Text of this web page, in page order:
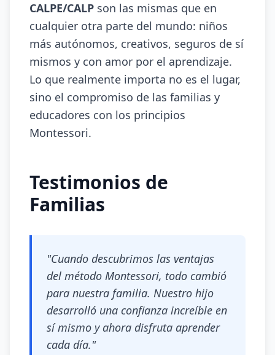
CALPE/CALP son las mismas que en
cualquier otra parte del mundo: niños
más autónomos, creativos, seguros de sí
mismos y con amor por el aprendizaje.
Lo que realmente importa no es el lugar,
sino el compromiso de las familias y
educadores con los principios
Montessori.
Testimonios de
Familias
"Cuando descubrimos las ventajas
del método Montessori, todo cambió
para nuestra familia. Nuestro hijo
desarrolló una confianza increíble en
sí mismo y ahora disfruta aprender
cada día."